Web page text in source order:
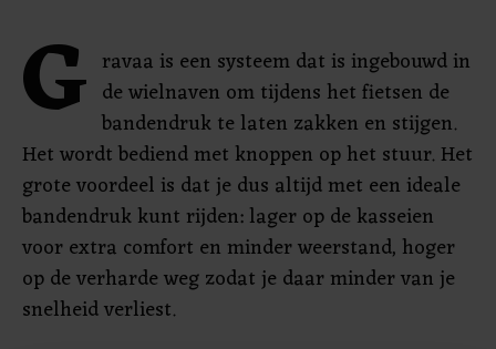
G ravaa is een systeem dat is ingebouwd in
de wielnaven om tijdens het fietsen de
bandendruk te laten zakken en stijgen.
Het wordt bediend met knoppen op het stuur. Het
grote voordeel is dat je dus altijd met een ideale
bandendruk kunt rijden: lager op de kasseien
voor extra comfort en minder weerstand, hoger
op de verharde weg zodat je daar minder van je
snelheid verliest.